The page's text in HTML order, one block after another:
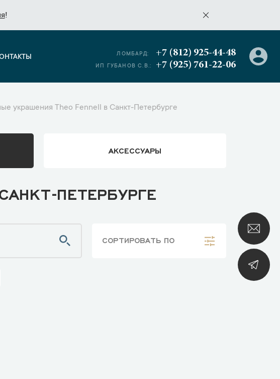
!!
ЛОМБАРД: +7 (812) 925-44-48
ИП ГУБАНОВ С.В.: +7 (925) 761-22-06
украшения Theo Fennell в Санкт-Петербурге
АКСЕССУАРЫ
ПЕТЕРБУРГЕ
СОРТИРОВАТЬ ПО